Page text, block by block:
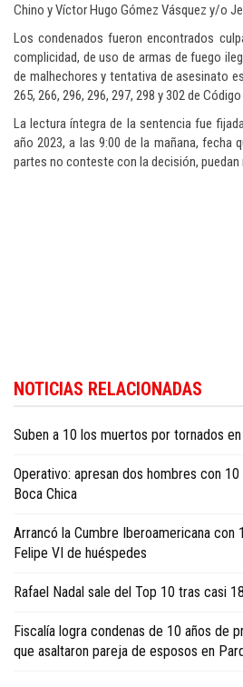
Chino y Víctor Hugo Gómez Vásquez y/o
Los condenados fueron encontrados
complicidad, de uso de armas de fuego
de malhechores y tentativa de asesinato
265, 266, 296, 296, 297, 298 y 302 de
La lectura íntegra de la sentencia fue
año 2023, a las 9:00 de la mañana, fecha
partes no conteste con la decisión, puedan
Republic news in English.
NOTICIAS RELACIONADAS
Suben a 10 los muertos por tornados
Operativo: apresan dos hombres con
Boca Chica
Arrancó la Cumbre Iberoamericana con
Felipe VI de huéspedes
Rafael Nadal sale del Top 10 tras casi
Fiscalía logra condenas de 10 años de
que asaltaron pareja de esposos en